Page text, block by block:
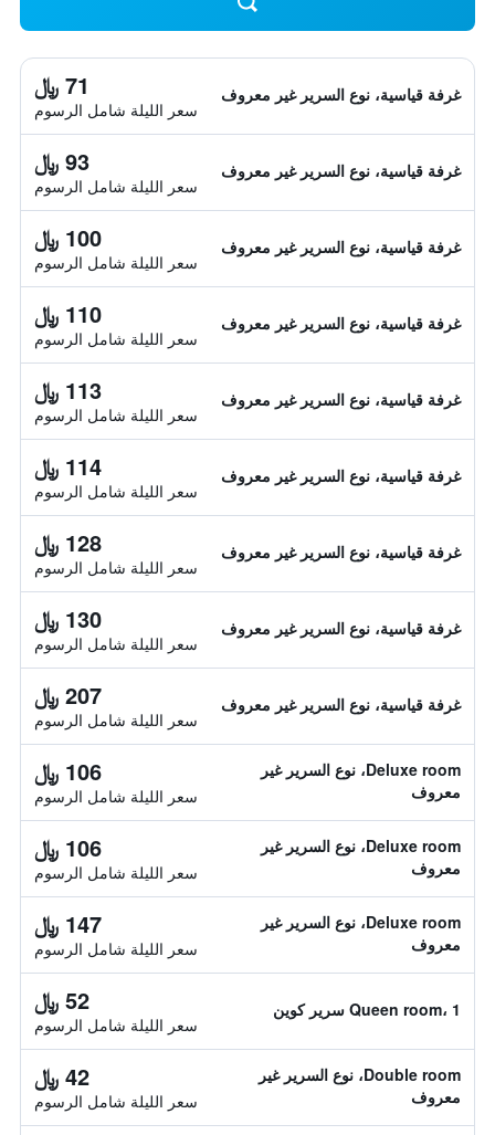
غرفة قياسية، نوع السرير غير معروف 71 ﷼
سعر الليلة شامل الرسوم
غرفة قياسية، نوع السرير غير معروف 93 ﷼
سعر الليلة شامل الرسوم
غرفة قياسية، نوع السرير غير معروف 100 ﷼
سعر الليلة شامل الرسوم
غرفة قياسية، نوع السرير غير معروف 110 ﷼
سعر الليلة شامل الرسوم
غرفة قياسية، نوع السرير غير معروف 113 ﷼
سعر الليلة شامل الرسوم
غرفة قياسية، نوع السرير غير معروف 114 ﷼
سعر الليلة شامل الرسوم
غرفة قياسية، نوع السرير غير معروف 128 ﷼
سعر الليلة شامل الرسوم
غرفة قياسية، نوع السرير غير معروف 130 ﷼
سعر الليلة شامل الرسوم
غرفة قياسية، نوع السرير غير معروف 207 ﷼
سعر الليلة شامل الرسوم
Deluxe room، نوع السرير غير
معروف
106 ﷼
سعر الليلة شامل الرسوم
Deluxe room، نوع السرير غير
معروف
106 ﷼
سعر الليلة شامل الرسوم
Deluxe room، نوع السرير غير
معروف
147 ﷼
سعر الليلة شامل الرسوم
Queen room، 1 سرير كوين 52 ﷼
سعر الليلة شامل الرسوم
Double room، نوع السرير غير
معروف
42 ﷼
سعر الليلة شامل الرسوم